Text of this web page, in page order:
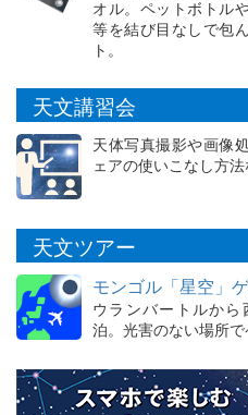
オル。ペットボトル
等を結び目なしで包
ト。
天文講習会
天体写真撮影や画像
ェアの使いこなし方
天文ツアー
モンゴル「星空」
ウランバートルから
泊。光害のない場所